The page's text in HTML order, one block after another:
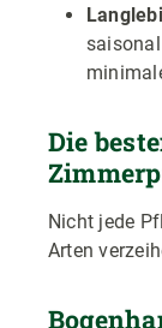
Die
Nicht jede
Arten